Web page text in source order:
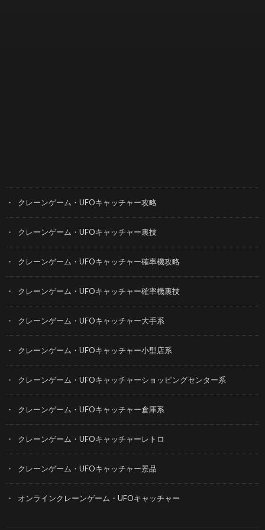
クレーンゲーム・UFOキャッチャー攻略
クレーンゲーム・UFOキャッチャー裏技
クレーンゲーム・UFOキャッチャー確率機攻略
クレーンゲーム・UFOキャッチャー確率機裏技
クレーンゲーム・UFOキャッチャー大手系
クレーンゲーム・UFOキャッチャー小型店系
クレーンゲーム・UFOキャッチャーショッピングセンター系
クレーンゲーム・UFOキャッチャー倉庫系
クレーンゲーム・UFOキャッチャーレトロ
クレーンゲーム・UFOキャッチャー景品
オンラインクレーンゲーム・UFOキャッチャー